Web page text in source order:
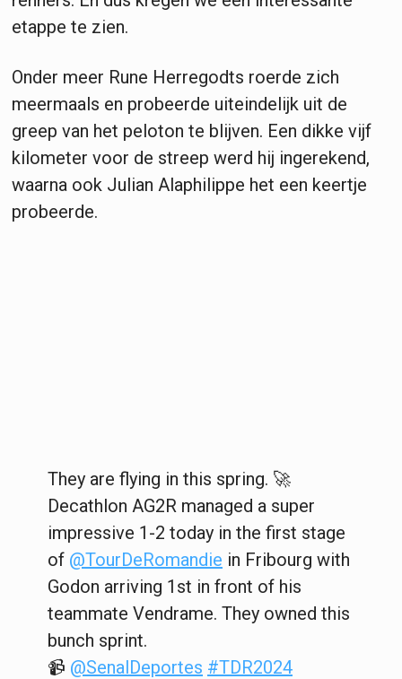
etappe te zien.
Onder meer Rune Herregodts roerde zich
meermaals en probeerde uiteindelijk uit de
greep van het peloton te blijven. Een dikke vijf
kilometer voor de streep werd hij ingerekend,
waarna ook Julian Alaphilippe het een keertje
probeerde.
They are flying in this spring. 🚀
Decathlon AG2R managed a super
impressive 1-2 today in the first stage
of @TourDeRomandie in Fribourg with
Godon arriving 1st in front of his
teammate Vendrame. They owned this
bunch sprint.
📹 @SenalDeportes #TDR2024